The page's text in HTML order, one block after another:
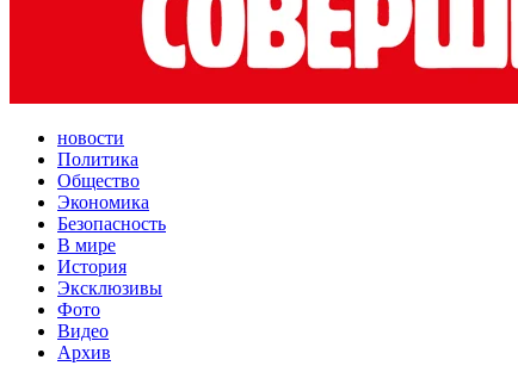
новости
Политика
Общество
Экономика
Безопасность
В мире
История
Эксклюзивы
Фото
Видео
Архив